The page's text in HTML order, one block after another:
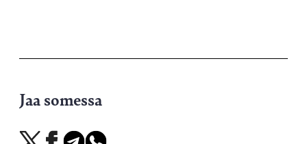
Jaa somessa
Jaa
Jaa
Jaa
Jaa